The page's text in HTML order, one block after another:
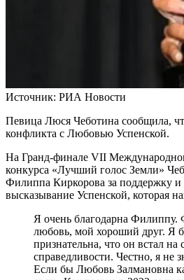
Источник: РИА Новости
Певица Люся Чеботина сообщила,
конфликта с Любовью Успенской.
На Гранд-финале VII
конкурса «Лучший голос Земли»
Филиппа Киркорова за поддержку и
высказывание Успенской, которая
Я очень благодарна
любовь, мой хороший друг. Я
признательна, что он встал на
справедливости. Честно, я не
Если бы Любовь Залмановна